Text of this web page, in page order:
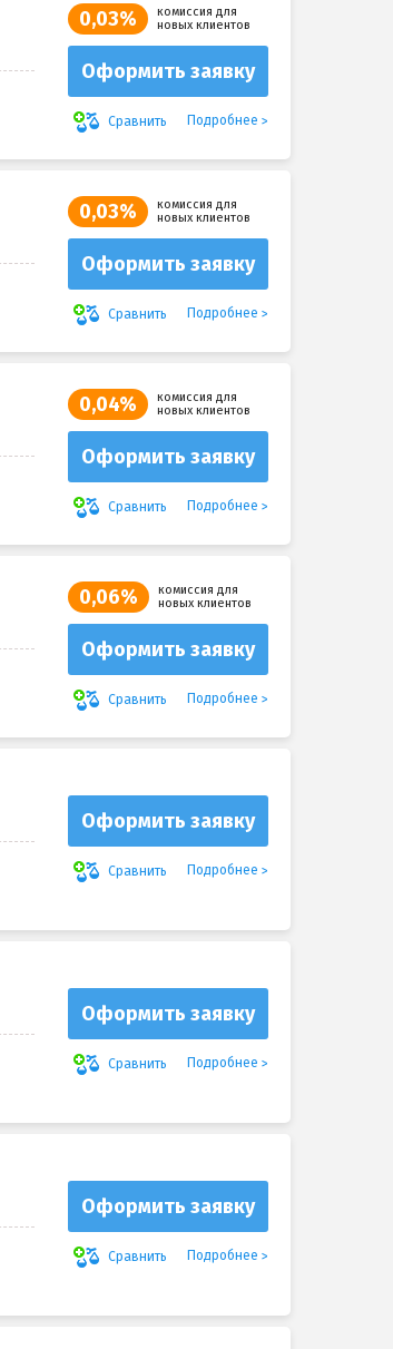
0,03%
комиссия для
новых клиентов
Оформить заявку
Сравнить Подробнее
0,03%
комиссия для
новых клиентов
Оформить заявку
Сравнить Подробнее
0,04%
комиссия для
новых клиентов
Оформить заявку
Сравнить Подробнее
0,06%
комиссия для
новых клиентов
Оформить заявку
Сравнить Подробнее
Оформить заявку
Сравнить Подробнее
Оформить заявку
Сравнить Подробнее
Оформить заявку
Сравнить Подробнее